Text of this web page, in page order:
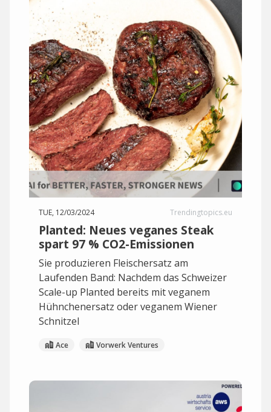
TUE, 12/03/2024 Trendingtopics.eu
Planted: Neues veganes Steak
spart 97 % CO2-Emissionen
Sie produzieren Fleischersatz am
Laufenden Band: Nachdem das Schweizer
Scale-up Planted bereits mit veganem
Hühnchenersatz oder veganem Wiener
Schnitzel
Ace Vorwerk Ventures